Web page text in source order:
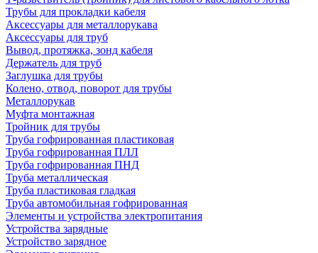
Трубы для прокладки кабеля
Аксессуары для металлорукава
Аксессуары для труб
Вывод, протяжка, зонд кабеля
Держатель для труб
Заглушка для трубы
Колено, отвод, поворот для трубы
Металлорукав
Муфта монтажная
Тройник для трубы
Труба гофрированная пластиковая
Труба гофрированная ПЛЛ
Труба гофрированная ПНД
Труба металлическая
Труба пластиковая гладкая
Труба автомобильная гофрированная
Элементы и устройства электропитания
Устройства зарядные
Устройство зарядное